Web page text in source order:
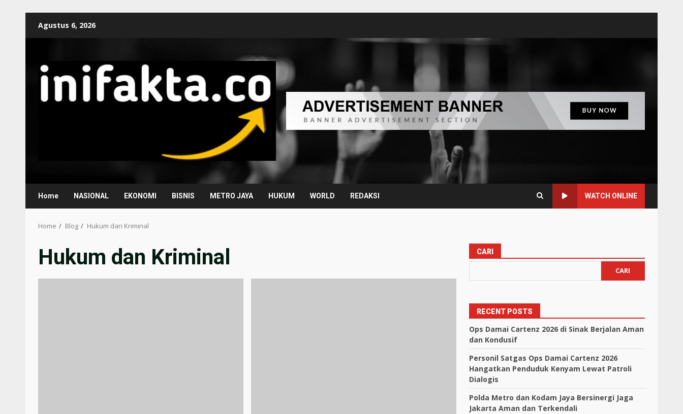
Agustus 6, 2026
Home NASIONAL EKONOMI BISNIS METRO JAYA HUKUM WORLD REDAKSI WATCH ONLINE
Home Blog Hukum dan Kriminal
Hukum dan Kriminal CARI
CARI
RECENT POSTS
Ops Damai Cartenz 2026 di Sinak Berjalan Aman
dan Kondusif
Personil Satgas Ops Damai Cartenz 2026
Hangatkan Penduduk Kenyam Lewat Patroli
Dialogis
Polda Metro dan Kodam Jaya Bersinergi Jaga
Jakarta Aman dan Terkendali